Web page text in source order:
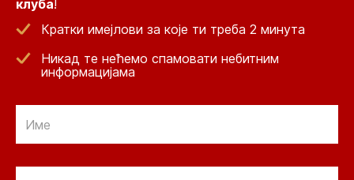
клуба!
Кратки имејлови за које ти треба 2 минута
Никад те нећемо спамовати небитним
информацијама